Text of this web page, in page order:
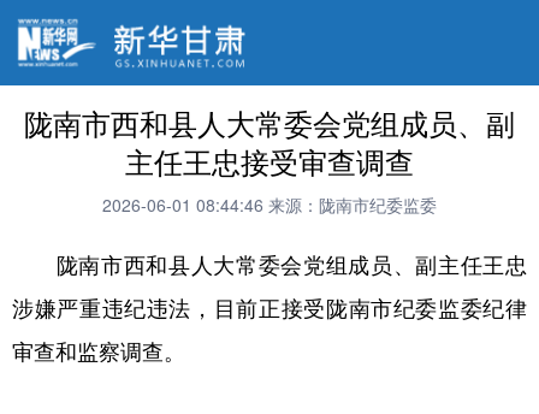
陇南市西和县人大常委会党组成员、副
主任王忠接受审查调查
2026-06-01 08:44:46 来源：陇南市纪委监委
陇南市西和县人大常委会党组成员、副主任王忠
涉嫌严重违纪违法，目前正接受陇南市纪委监委纪律
审查和监察调查。